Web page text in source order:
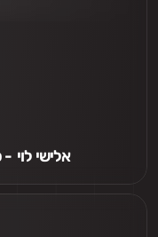
אלישי לוי